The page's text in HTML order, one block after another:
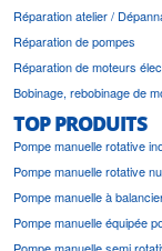
Réparation atelier /
Réparation de pompes
Réparation de moteurs
Bobinage, rebobinage de
TOP PRODUITS
Pompe manuelle rotative
Pompe manuelle rotative
Pompe manuelle à
Pompe manuelle équipée
Pompe manuelle semi